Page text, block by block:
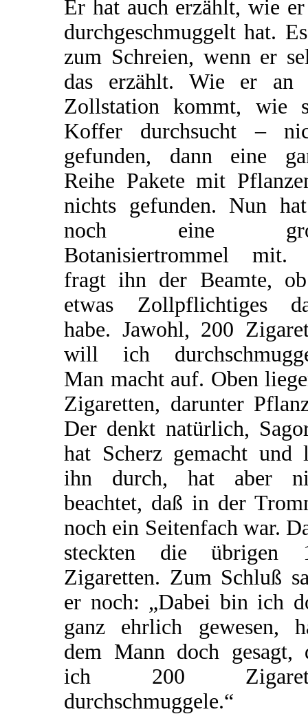
Er hat auch erzählt, wie
durchgeschmuggelt hat.
zum Schreien, wenn er
das erzählt. Wie er an
Zollstation kommt, wie
Koffer durchsucht –
gefunden, dann eine
Reihe Pakete mit
nichts gefunden. Nun
noch eine
Botanisiertrommel mit.
fragt ihn der Beamte,
etwas Zollpflichtiges
habe. Jawohl, 200
will ich
Man macht auf. Oben
Zigaretten, darunter
Der denkt natürlich,
hat Scherz gemacht und
ihn durch, hat aber
beachtet, daß in der
noch ein Seitenfach war.
steckten die übrigen
Zigaretten. Zum Schluß
er noch: „Dabei bin ich
ganz ehrlich gewesen,
dem Mann doch gesagt,
ich 200
durchschmuggele.“